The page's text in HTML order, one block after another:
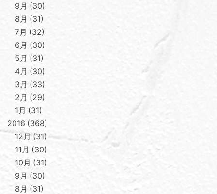
9月
30
8月
31
7月
32
6月
30
5月
31
4月
30
3月
33
2月
29
1月
31
2016 368
12月 31
11月
30
10月
31
9月
30
8月
31